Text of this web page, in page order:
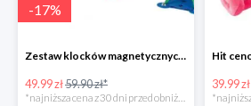
-17%
Zestaw klocków magnetycznych -16%
49.99 zł59.90 zł*
*najniższa cena z 30 dni przed obniżką
39.99 zł